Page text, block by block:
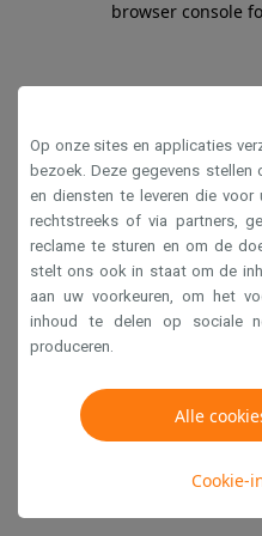
browser console
Op onze sites en applicaties
bezoek. Deze gegevens
en diensten te leveren die
rechtstreeks of via partners,
reclame te sturen en om de
stelt ons ook in staat om de
aan uw voorkeuren, om het
inhoud te delen op sociale
produceren.
Alle
Cookie-